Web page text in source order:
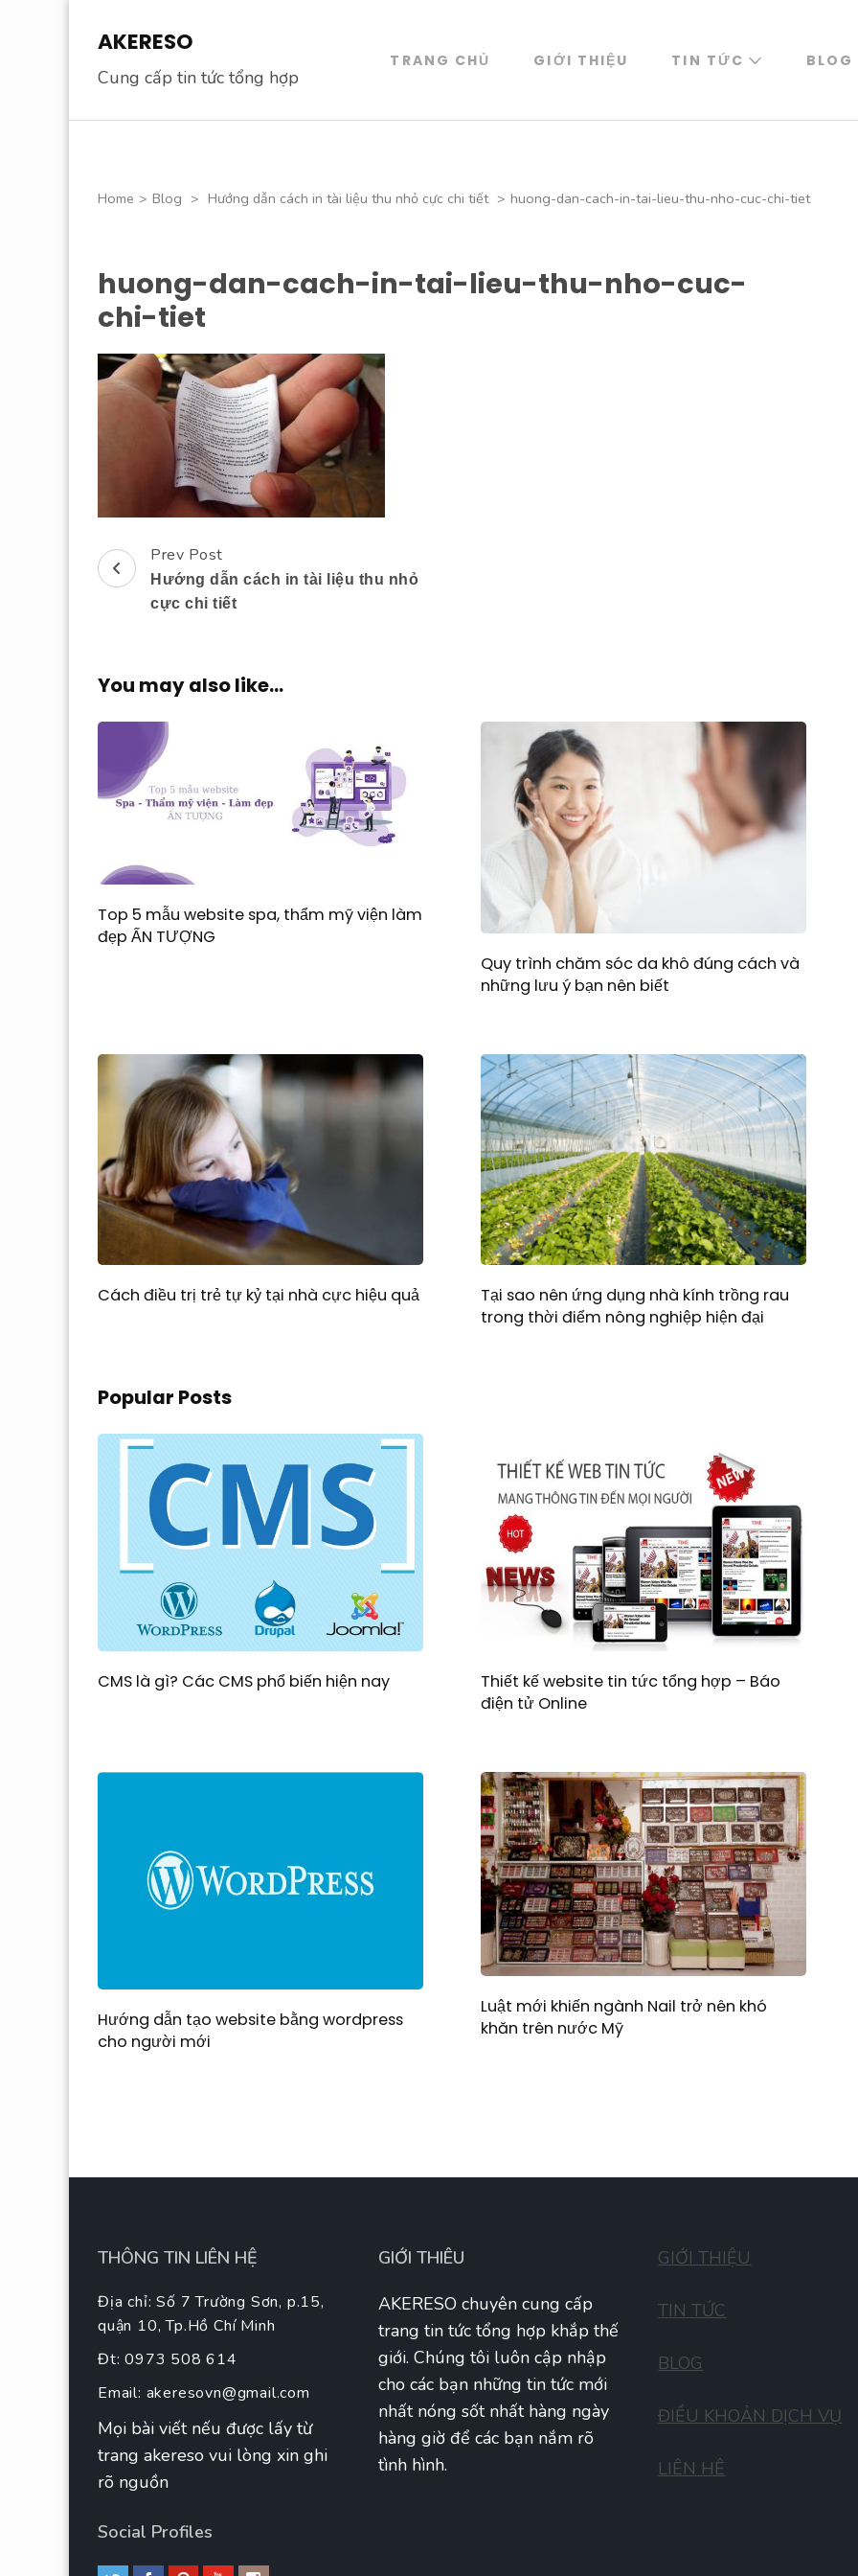
content
Enter)
AKERESO
Cung cấp tin tức tổng hợp
TRANG CHỦ GIỚI THIỆU TIN TỨC BLOG
Home > Blog > Hướng dẫn cách in tài liệu thu nhỏ cực chi tiết > huong-dan-cach-in-tai-lieu-thu-nho-cuc-chi-tiet
huong-dan-cach-in-tai-lieu-thu-nho-cuc-
chi-tiet
Post
Navigation
Prev Post
Hướng dẫn cách in tài liệu thu nhỏ
cực chi tiết
You may also like...
Top 5 mẫu website spa, thẩm mỹ viện làm
đẹp ẤN TƯỢNG
Quy trình chăm sóc da khô đúng cách và
những lưu ý bạn nên biết
Cách điều trị trẻ tự kỷ tại nhà cực hiệu quả
Tại sao nên ứng dụng nhà kính trồng rau
trong thời điểm nông nghiệp hiện đại
Popular Posts
CMS là gì? Các CMS phổ biến hiện nay
Thiết kế website tin tức tổng hợp – Báo
điện tử Online
Hướng dẫn tạo website bằng wordpress
cho người mới
Luật mới khiến ngành Nail trở nên khó
khăn trên nước Mỹ
THÔNG TIN LIÊN HỆ
Địa chỉ: Số 7 Trường Sơn, p.15,
quận 10, Tp.Hồ Chí Minh
Đt: 0973 508 614
Email: akeresovn@gmail.com
Mọi bài viết nếu được lấy từ
trang akereso vui lòng xin ghi
rõ nguồn
Social Profiles
GIỚI THIÊU
AKERESO chuyên cung cấp
trang tin tức tổng hợp khắp thế
giới. Chúng tôi luôn cập nhập
cho các bạn những tin tức mới
nhất nóng sốt nhất hàng ngày
hàng giờ để các bạn nắm rõ
tình hình.
GIỚI THIỆU
TIN TỨC
BLOG
ĐIỀU KHOẢN DỊCH VỤ
LIÊN HÊ